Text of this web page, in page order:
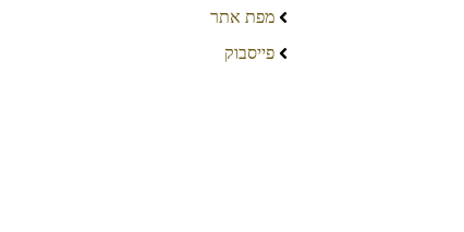
מפת אתר
פייסבוק